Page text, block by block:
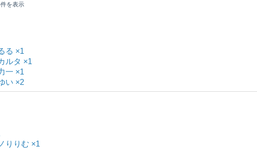
を表示
る ×1
ルタ ×1
一 ×1
い ×2
りりむ ×1